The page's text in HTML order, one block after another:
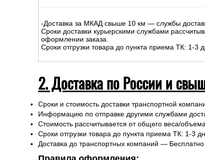
-Доставка за МКАД свыше 10 км — службы
Сроки доставки курьерскими службами
оформлении заказа.
Сроки отгрузки товара до пункта приема ТК: 1-3
2. Доставка по России и
Сроки и стоимость доставки транспортной
Информацию по отправке другими службами
Стоимость рассчитывается от общего веса/объема
Сроки отгрузки товара до пункта приема ТК: 1-3
Доставка до транспортных компаний — Бесплатно